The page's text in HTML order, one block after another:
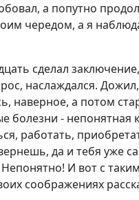
а попутно
чередом, а я
сделал
наслаждался.
наверное, а потом
болезни - непонятная
работать,
да и тебя уже
И вот с
соображениях